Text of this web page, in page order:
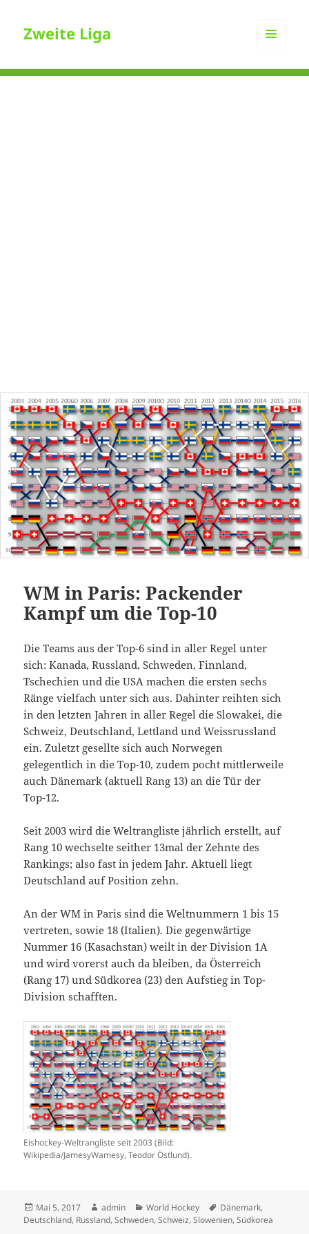
Zweite Liga
WIDGETS
WM in Paris: Packender
Kampf um die Top-10
Die Teams aus der Top-6 sind in aller Regel unter
sich: Kanada, Russland, Schweden, Finnland,
Tschechien und die USA machen die ersten sechs
Ränge vielfach unter sich aus. Dahinter reihten sich
in den letzten Jahren in aller Regel die Slowakei, die
Schweiz, Deutschland, Lettland und Weissrussland
ein. Zuletzt gesellte sich auch Norwegen
gelegentlich in die Top-10, zudem pocht mittlerweile
auch Dänemark (aktuell Rang 13) an die Tür der
Top-12.
Seit 2003 wird die Weltrangliste jährlich erstellt, auf
Rang 10 wechselte seither 13mal der Zehnte des
Rankings; also fast in jedem Jahr. Aktuell liegt
Deutschland auf Position zehn.
An der WM in Paris sind die Weltnummern 1 bis 15
vertreten, sowie 18 (Italien). Die gegenwärtige
Nummer 16 (Kasachstan) weilt in der Division 1A
und wird vorerst auch da bleiben, da Österreich
(Rang 17) und Südkorea (23) den Aufstieg in Top-
Division schafften.
Eishockey-Weltrangliste seit 2003 (Bild:
Wikipedia/JamesyWamesy, Teodor Östlund).
Veröffentlicht
am
Mai 5, 2017 Autor
admin Kategorien
World Hockey Schlagwörter
Dänemark,
Deutschland, Russland,Schweden,Schweiz,Slowenien,Südkorea